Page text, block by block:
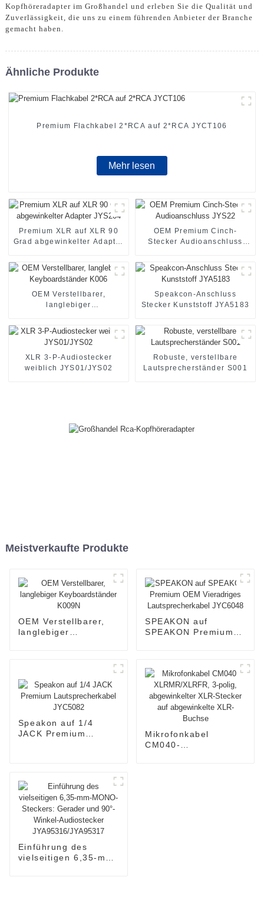
Kopfhöreradapter im Großhandel und erleben Sie die Qualität und
Zuverlässigkeit, die uns zu einem führenden Anbieter der Branche
gemacht haben.
Ähnliche Produkte
Premium Flachkabel 2*RCA auf 2*RCA JYCT106
Mehr lesen
Premium XLR auf XLR 90
Grad abgewinkelter Adapter
OEM Premium Cinch-
Stecker Audioanschluss
OEM Verstellbarer,
langlebiger
Speakcon-Anschluss
Stecker Kunststoff JYA5183
XLR 3-P-Audiostecker
weiblich JYS01/JYS02
Robuste, verstellbare
Lautsprecherständer S001
Meistverkaufte Produkte
OEM Verstellbarer,
langlebiger
SPEAKON auf
SPEAKON Premium
Speakon auf 1/4
JACK Premium
Mikrofonkabel
CM040-
Einführung des
vielseitigen 6,35-mm-